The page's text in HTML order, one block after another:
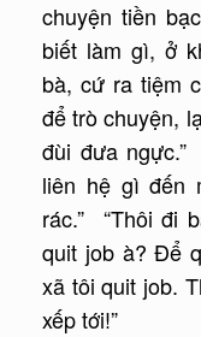
chuyện tiền
biết làm gì, ở
bà, cứ ra tiệm
để trò chuyện,
đùi đưa
liên hệ gì đến
rác.” “Thôi đi
quit job à? Để
xã tôi quit job.
xếp tới!”